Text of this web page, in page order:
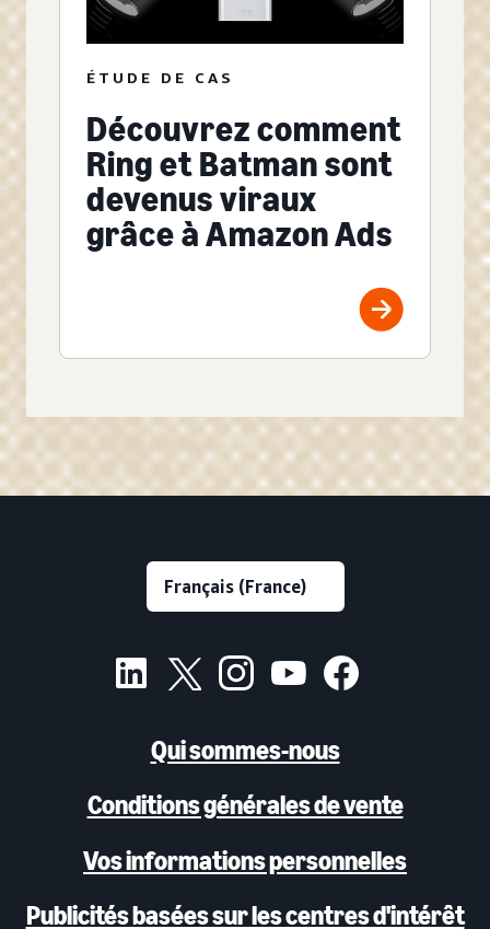
ÉTUDE DE CAS
Découvrez comment
Ring et Batman sont
devenus viraux
grâce à Amazon Ads
Qui sommes-nous
Conditions générales de vente
Vos informations personnelles
Publicités basées sur les centres d'intérêt